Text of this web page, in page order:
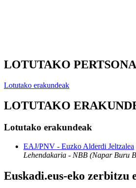
LOTUTAKO
Lotutako erakundeak
LOTUTAKO
Lotutako erakundeak
EAJ/PNV - Euzko Alderdi Jeltzalea
Lehendakaria - NBB (Napar Buru
Euskadi.eus-eko zerbitzu